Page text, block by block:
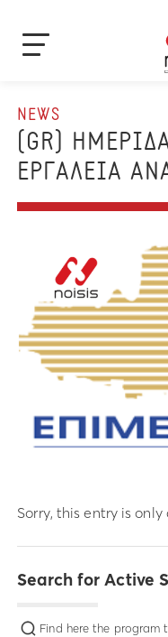
NEWS
(GR)
ΕΡΓΑΛΕΙΑ
Sorry, this entry is
Search for Active
Find here the program